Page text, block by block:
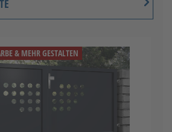
& MEHR GESTALTEN